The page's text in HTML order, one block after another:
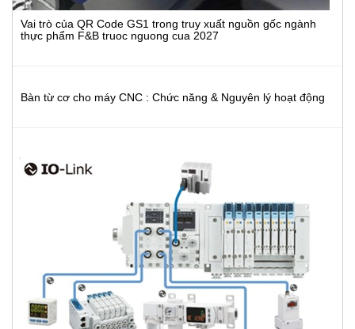
Vai trò của QR Code GS1 trong truy xuất nguồn gốc ngành
thực phẩm F&B truoc nguong cua 2027
Bàn từ cơ cho máy CNC : Chức năng & Nguyên lý hoạt động